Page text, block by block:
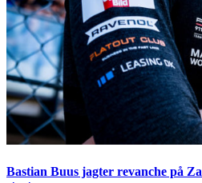
Bastian Buus jagter revanche på